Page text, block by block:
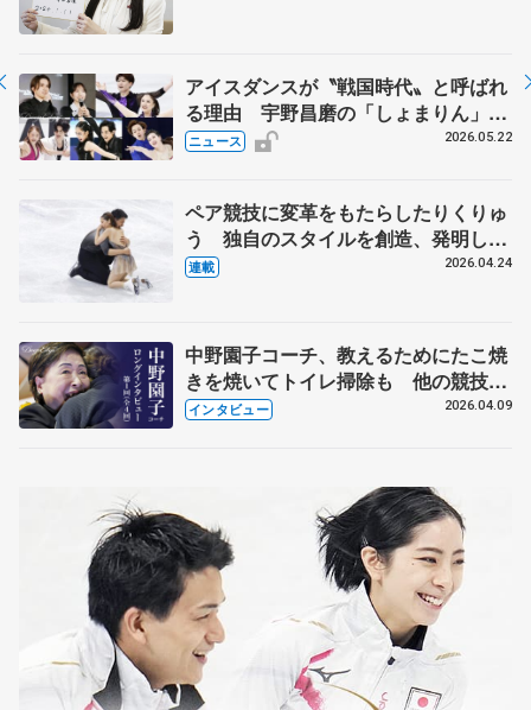
アイスダンスが〝戦国時代〟と呼ばれ
る理由 宇野昌磨の「しょまりん」ら
実力者が相次いで参戦 国内の競争激
ニュース 2026.05.22
ペア競技に変革をもたらしたりくりゅ
う 独自のスタイルを創造、発明した
【引退発表後②】
連載 2026.04.24
中野園子コーチ、教えるためにたこ焼
きを焼いてトイレ掃除も 他の競技に
も通用するという坂本花織の筋肉
インタビュー 2026.04.09